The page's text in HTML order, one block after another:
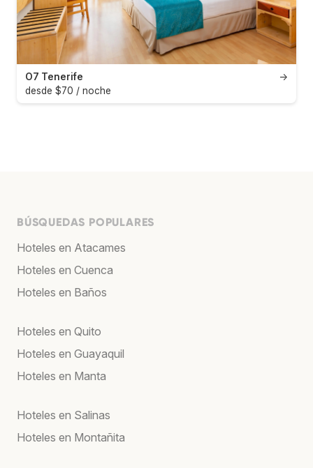
→
O7 Tenerife
desde $70 / noche
BÚSQUEDAS POPULARES
Hoteles en Atacames
Hoteles en Cuenca
Hoteles en Baños
Hoteles en Quito
Hoteles en Guayaquil
Hoteles en Manta
Hoteles en Salinas
Hoteles en Montañita